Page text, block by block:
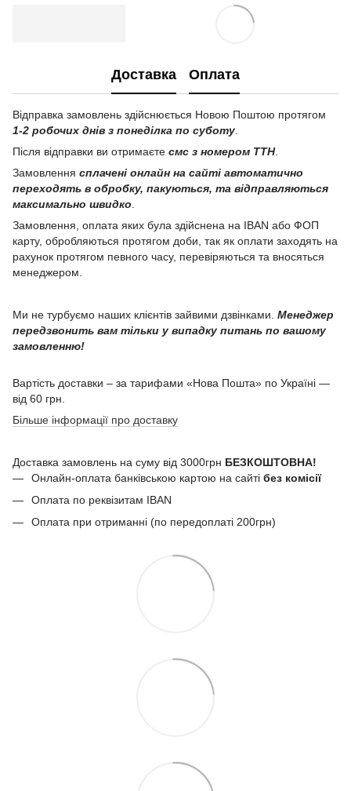
Доставка Оплата
Відправка замовлень здійснюється Новою Поштою протягом
1-2 робочих днів з понеділка по суботу
Після відправки ви отримаєте смс з номером ТТН.
Замовлення сплачені онлайн на сайті автоматично
переходять в обробку, пакуються, та відправляються
максимально швидко
Замовлення, оплата яких була здійснена на IBAN або ФОП
карту, обробляються протягом доби, так як оплати заходять на
рахунок протягом певного часу, перевіряються та вносяться
менеджером.
Ми не турбуємо наших клієнтів зайвими дзвінками. Менеджер
передзвонить вам тільки у випадку питань по вашому
замовленню!
Вартість доставки – за тарифами «Нова Пошта» по Україні —
від 60 грн.
Більше інформації про доставку
Доставка замовлень на суму від 3000грн БЕЗКОШТОВНА!
Онлайн-оплата банківською картою на сайті без комісії
Оплата по реквізитам IBAN
Оплата при отриманні (по передоплаті 200грн)